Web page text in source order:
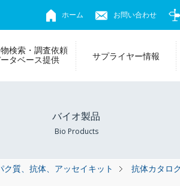
ホーム お問い合わせ
検索・調査依頼
タベース提供
サプライヤー情報
バイオ製品
Bio Products
ク質、抗体、アッセイキット 抗体カタロ